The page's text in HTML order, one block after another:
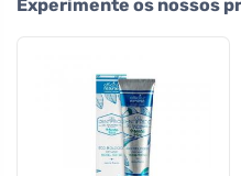
Experimente os nossos